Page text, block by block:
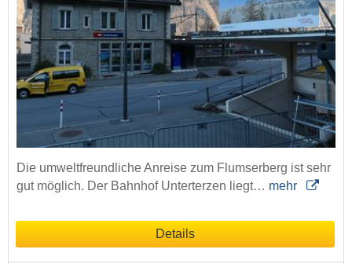
Die umweltfreundliche Anreise zum Flumserberg ist sehr
gut möglich. Der Bahnhof Unterterzen liegt… mehr
Details